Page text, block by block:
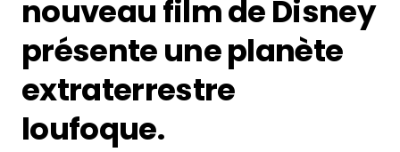
nouveau film de Disney
présente une planète
extraterrestre
loufoque.